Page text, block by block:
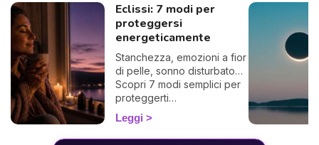
Eclissi: 7 modi per
proteggersi
energeticamente
Stanchezza, emozioni a fior
di pelle, sonno disturbato…
Scopri 7 modi semplici per
proteggerti
energeticamente durante
un'eclissi e viverla con
dolcezza. 🛡️🌒
Leggi